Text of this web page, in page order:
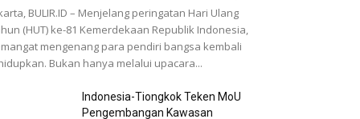
BULIR.ID – Menjelang peringatan Hari Ulang
(HUT) ke-81 Kemerdekaan Republik Indonesia,
mengenang para pendiri bangsa kembali
Bukan hanya melalui upacara...
Indonesia-Tiongkok Teken MoU
Pengembangan Kawasan